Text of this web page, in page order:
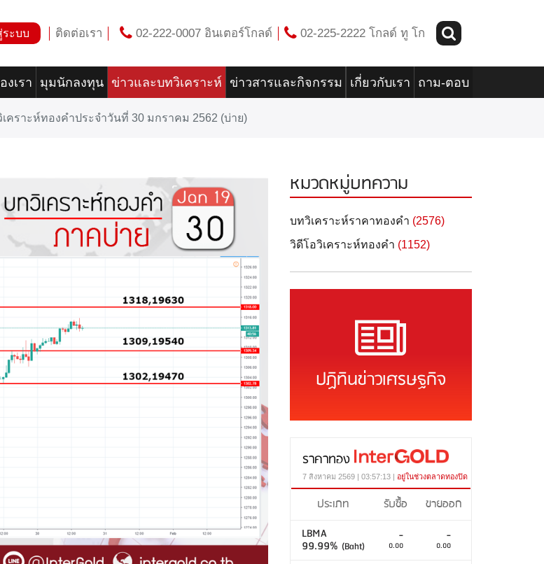
ระบบ ติดต่อเรา 02-222-0007 อินเตอร์โกลด์ 02-225-2222 โกลด์ ทู โก
งเรา มุมนักลงทุน ข่าวและบทวิเคราะห์ ข่าวสารและกิจกรรม เกี่ยวกับเรา ถาม-ตอบ
คราะห์ทองคำประจำวันที่ 30 มกราคม 2562 (บ่าย)
หมวดหมู่บทความ
บทวิเคราะห์ราคาทองคำ (2576)
วิดีโอวิเคราะห์ทองคำ (1152)
ปฏิทินข่าวเศรษฐกิจ
ราคาทอง
7 สิงหาคม 2569 | 03:57:13 | อยู่ในช่วงตลาดทองปิด
ประเภท รับซื้อ
ขายออก
LBMA
99.99% (Baht)
-
0.00
-
0.00